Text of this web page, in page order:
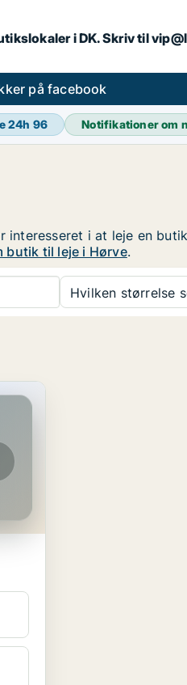
i DK. Skriv til
på facebook
24h 96 Notifikationer om
interesseret i at leje en
butik til leje i Hørve.
Hvilken størrelse